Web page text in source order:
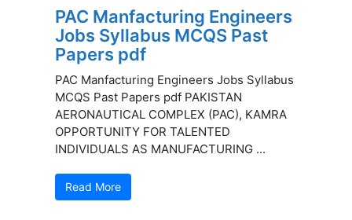
PAC Manfacturing Engineers
Jobs Syllabus MCQS Past
Papers pdf
PAC Manfacturing Engineers Jobs Syllabus
MCQS Past Papers pdf PAKISTAN
AERONAUTICAL COMPLEX (PAC), KAMRA
OPPORTUNITY FOR TALENTED
INDIVIDUALS AS MANUFACTURING ...
Read More